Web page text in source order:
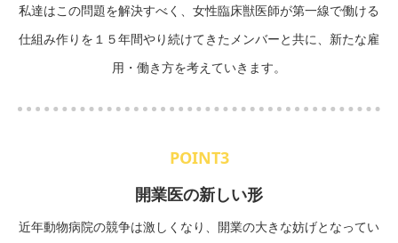
私達はこの問題を解決すべく、女性臨床獣医師が第一線で働ける
仕組み作りを１５年間やり続けてきたメンバーと共に、新たな雇
用・働き方を考えていきます。
POINT3
開業医の新しい形
近年動物病院の競争は激しくなり、開業の大きな妨げとなってい